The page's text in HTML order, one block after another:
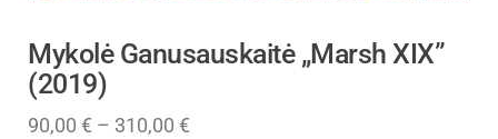
Mykolė Ganusauskaitė „Marsh XIX”
(2019)
90,00 € – 310,00 €